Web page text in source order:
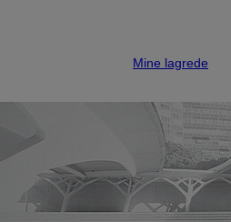
Mine lagrede